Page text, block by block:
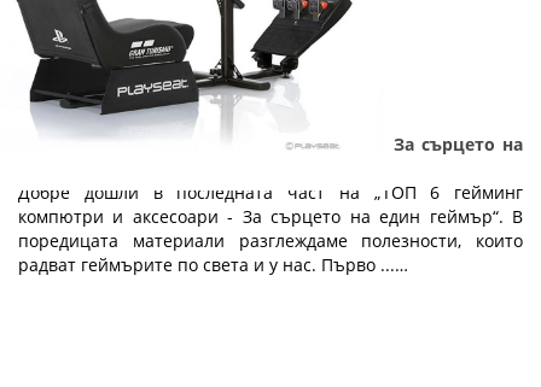
ТОП 6 гейминг компютри и аксесоари - За сърцето на
Добре дошли в последната част на „ТОП 6 гейминг
компютри и аксесоари - За сърцето на един геймър“. В
поредицата материали разглеждаме полезности, които
радват геймърите по света и у нас. Първо ...…